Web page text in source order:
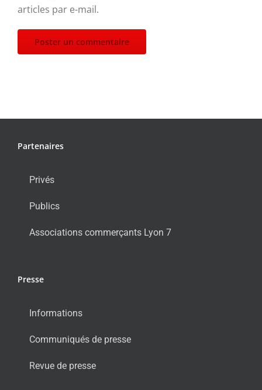
articles par e-mail.
Partenaires
Privés
Publics
Associations commerçants Lyon 7
Presse
Informations
Communiqués de presse
Revue de presse